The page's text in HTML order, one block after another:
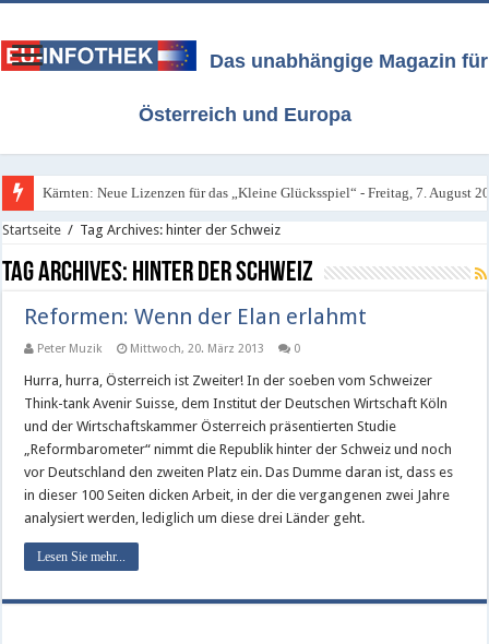
Das unabhängige Magazin für
Österreich und Europa
Kärnten: Neue Lizenzen für das „Kleine Glücksspiel“ - Freitag, 7. August
Startseite / Tag Archives: hinter der Schweiz
Tag Archives: hinter der Schweiz
Reformen: Wenn der Elan erlahmt
Peter Muzik Mittwoch, 20. März 2013 0
Hurra, hurra, Österreich ist Zweiter! In der soeben vom Schweizer
Think-tank Avenir Suisse, dem Institut der Deutschen Wirtschaft Köln
und der Wirtschaftskammer Österreich präsentierten Studie
„Reformbarometer“ nimmt die Republik hinter der Schweiz und noch
vor Deutschland den zweiten Platz ein. Das Dumme daran ist, dass es
in dieser 100 Seiten dicken Arbeit, in der die vergangenen zwei Jahre
analysiert werden, lediglich um diese drei Länder geht.
Lesen Sie mehr...